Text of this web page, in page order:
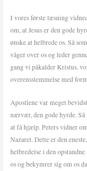
I vores første læsning
om, at Jesus er den gode
ønske at helbrede os. Så
våger over os og leder
gang vi påkalder Kristus,
overensstemmelse med
Apostlene var meget
nærvær, den gode hyrde.
at få hjælp. Peters vidner
Nazaret. Dette er den
helbredelse i den
os og bekymrer sig om os